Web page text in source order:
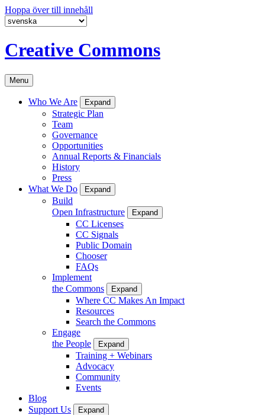
Hoppa över till innehåll
Creative Commons
Menu
Who We Are Expand
Strategic Plan
Team
Governance
Opportunities
Annual Reports & Financials
History
Press
What We Do
Expand
Build
Open Infrastructure
Expand
CC Licenses
CC Signals
Public Domain
Chooser
FAQs
Implement
the Commons
Expand
Where CC Makes An Impact
Resources
Search the Commons
Engage
the People
Expand
Training + Webinars
Advocacy
Community
Events
Blog
Support Us
Expand